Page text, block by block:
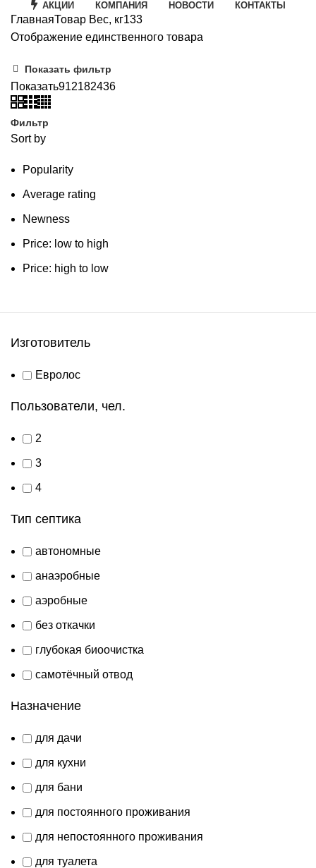
АКЦИИ
КОМПАНИЯ НОВОСТИ КОНТАКТЫ
ГлавнаяТовар Вес, кг133
Отображение единственного товара
Показать фильтр
Показать912182436
Фильтр
Sort by
Popularity
Average rating
Newness
Price: low to high
Price: high to low
Изготовитель
Евролос
Пользователи, чел.
2
3
4
Тип септика
автономные
анаэробные
аэробные
без откачки
глубокая биоочистка
самотёчный отвод
Назначение
для дачи
для кухни
для бани
для постоянного проживания
для непостоянного проживания
для туалета